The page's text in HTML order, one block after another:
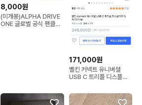
8,000원
(미개봉)ALPHA DRIVE
ONE 글로벌 공식 팬클럽
171,000원
벨킨 커넥트 유니버셜
USB C 트리플 디스플레